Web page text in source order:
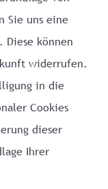
Sie uns eine
können
widerrufen.
in die
Cookies
dieser
Ihrer